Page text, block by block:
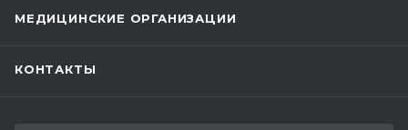
МЕДИЦИНСКИЕ ОРГАНИЗАЦИИ
КОНТАКТЫ